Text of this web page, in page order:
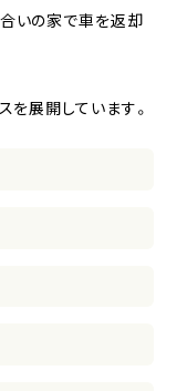
いの家で車を返却
を展開しています。